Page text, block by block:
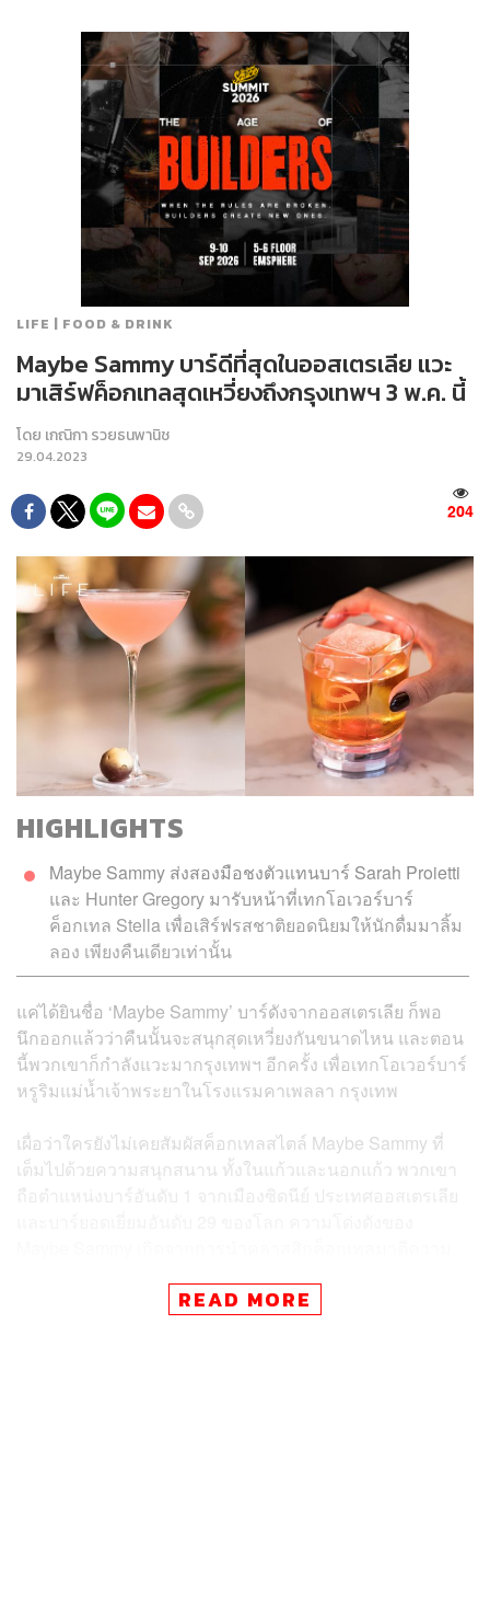
LIFE | FOOD & DRINK
Maybe Sammy บาร์ดีที่สุดในออสเตรเลีย แวะ
มาเสิร์ฟค็อกเทลสุดเหวี่ยงถึงกรุงเทพฯ 3 พ.ค. นี้
โดย เกณิกา รวยธนพานิช
29.04.2023
204
HIGHLIGHTS
Maybe Sammy ส่งสองมือชงตัวแทนบาร์ Sarah Proietti
และ Hunter Gregory มารับหน้าที่เทกโอเวอร์บาร์
ค็อกเทล Stella เพื่อเสิร์ฟรสชาติยอดนิยมให้นักดื่มมาลิ้ม
ลอง เพียงคืนเดียวเท่านั้น
แค่ได้ยินชื่อ ‘Maybe Sammy’ บาร์ดังจากออสเตรเลีย ก็พอ
นึกออกแล้วว่าคืนนั้นจะสนุกสุดเหวี่ยงกันขนาดไหน และตอน
นี้พวกเขาก็กำลังแวะมากรุงเทพฯ อีกครั้ง เพื่อเทกโอเวอร์บาร์
หรูริมแม่น้ำเจ้าพระยาในโรงแรมคาเพลลา กรุงเทพ
เผื่อว่าใครยังไม่เคยสัมผัสค็อกเทลสไตล์ Maybe Sammy ที่
เต็มไปด้วยความสนุกสนาน ทั้งในแก้วและนอกแก้ว พวกเขา
บรรยากาศสนุกสุดเหวี่ยงที่คุณต้องจดจำตั้งแต่ยังไม่ก้าวออก
READ MORE